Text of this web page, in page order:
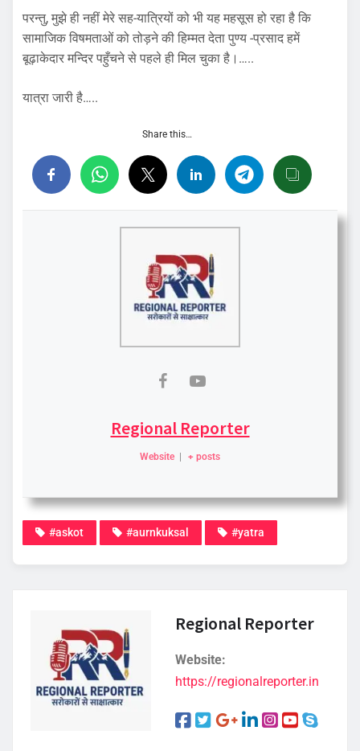
परन्तु, मुझे ही नहीं मेरे सह-यात्रियों को भी यह महसूस हो रहा है कि
सामाजिक विषमताओं को तोड़ने की हिम्मत देता पुण्य -प्रसाद हमें
बूढ़ाकेदार मन्दिर पहुँचने से पहले ही मिल चुका है।…..
यात्रा जारी है…..
Share this…
Regional Reporter
Website | + posts
#askot #aurnkuksal #yatra
Regional Reporter
Website:
https://regionalreporter.in